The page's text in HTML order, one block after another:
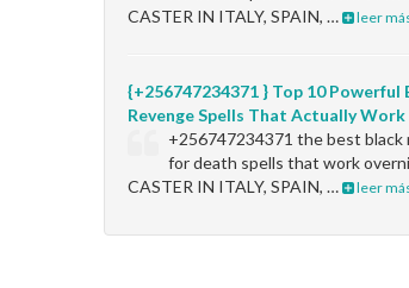
CASTER IN ITALY, SPAIN, …
leer
{+256747234371 } Top 10 Powerful
Revenge Spells That Actually
+256747234371 the best
for death spells that work
CASTER IN ITALY, SPAIN, …
leer